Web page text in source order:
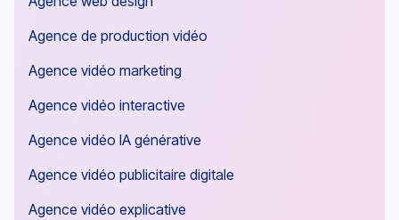
Agence de production vidéo
Agence vidéo marketing
Agence vidéo interactive
Agence vidéo IA générative
Agence vidéo publicitaire digitale
Agence vidéo explicative